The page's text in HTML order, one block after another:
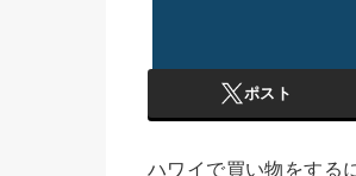
ポスト
ハワイで買い物をする